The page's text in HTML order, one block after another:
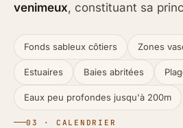
venimeux, constituant sa
Fonds sableux côtiers Zones
Estuaires Baies abritées
Eaux peu profondes jusqu'à 200m
03 · CALENDRIER